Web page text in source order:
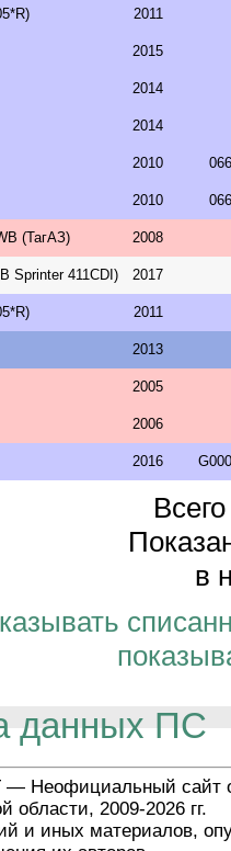
2011
2015
2014
2014
2010
2010
(ТагАЗ) 2008
Sprinter 411CDI) 2017
2011
2013
2005
2006
2016
в
данных ПС
сайт
области, 2009-2026 гг.
и иных материалов,